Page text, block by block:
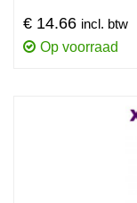
€ 14.66 incl. btw
Op voorraad